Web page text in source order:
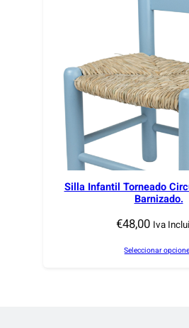
Silla Infantil Torneado
Barnizado.
€48,00 Iva
Seleccionar